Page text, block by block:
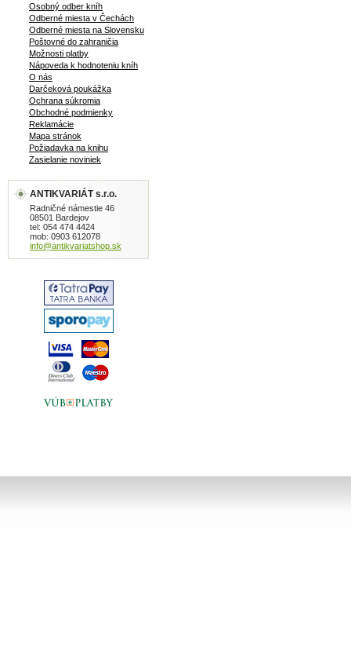
Osobný odber kníh
Odberné miesta v Čechách
Odberné miesta na Slovensku
Poštovné do zahraničia
Možnosti platby
Nápoveda k hodnoteniu kníh
O nás
Darčeková poukážka
Ochrana súkromia
Obchodné podmienky
Reklamácie
Mapa stránok
Požiadavka na knihu
Zasielanie noviniek
ANTIKVARIÁT s.r.o.
Radničné námestie 46
08501 Bardejov
tel: 054 474 4424
mob: 0903 612078
info@antikvariatshop.sk